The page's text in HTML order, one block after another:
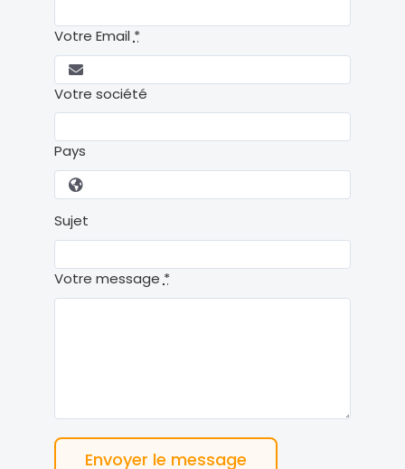
Votre Email *
Votre société
Pays
Sujet
Votre message *
Envoyer le message